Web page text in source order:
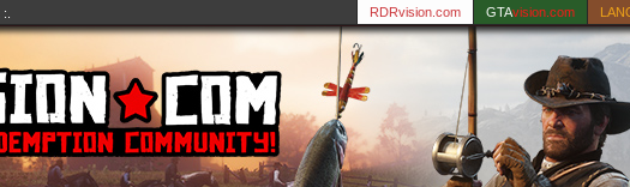
RDRvision.com GTAvision.com